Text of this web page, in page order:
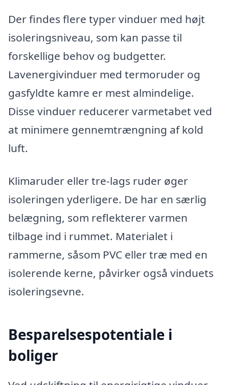
Der findes flere typer vinduer med højt
isoleringsniveau, som kan passe til
forskellige behov og budgetter.
Lavenergivinduer med termoruder og
gasfyldte kamre er mest almindelige.
Disse vinduer reducerer varmetabet ved
at minimere gennemtrængning af kold
luft.
Klimaruder eller tre-lags ruder øger
isoleringen yderligere. De har en særlig
belægning, som reflekterer varmen
tilbage ind i rummet. Materialet i
rammerne, såsom PVC eller træ med en
isolerende kerne, påvirker også vinduets
isoleringsevne.
Besparelsespotentiale i
boliger